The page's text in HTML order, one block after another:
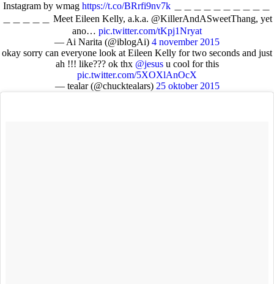
Instagram by wmag https://t.co/BRrfi9nv7k
＿＿＿＿＿ Meet Eileen Kelly, a.k.a. @KillerAndASweetThang, yet
ano… pic.twitter.com/tKpj1Nryat
— Ai Narita (@iblogAi) 4 november 2015
okay sorry can everyone look at Eileen Kelly for two seconds and just
ah !!! like??? ok thx @jesusu cool for this
pic.twitter.com/5XOXlAnOcX
— tealar (@chucktealars) 25 oktober 2015